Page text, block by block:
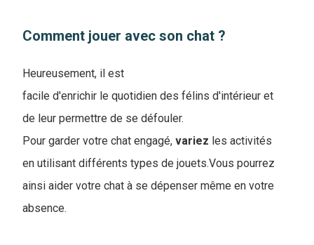
Comment jouer avec son chat ?
Heureusement, il est
facile d'enrichir le quotidien des félins d'intérieur et
de leur permettre de se défouler.
Pour garder votre chat engagé, variez les activités
en utilisant différents types de jouets.Vous pourrez
ainsi aider votre chat à se dépenser même en votre
absence.